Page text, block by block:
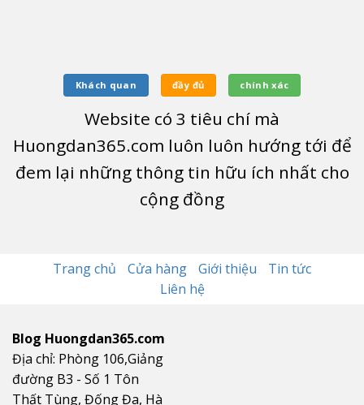
Khách quan đầy đủ chính xác
Website có 3 tiêu chí mà
Huongdan365.com luôn luôn hướng tới để
đem lại những thông tin hữu ích nhất cho
cộng đồng
Trang chủ Cửa hàng Giới thiệu
Tin tức
Liên hệ
Blog Huongdan365.com
Địa chỉ: Phòng 106,Giảng
đường B3 - Số 1 Tôn
Thất Tùng, Đống Đa, Hà